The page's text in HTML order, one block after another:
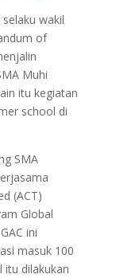
wakil
of
Muhi
itu kegiatan
school di
SMA
(ACT)
Global
ini
masuk 100
itu dilakukan